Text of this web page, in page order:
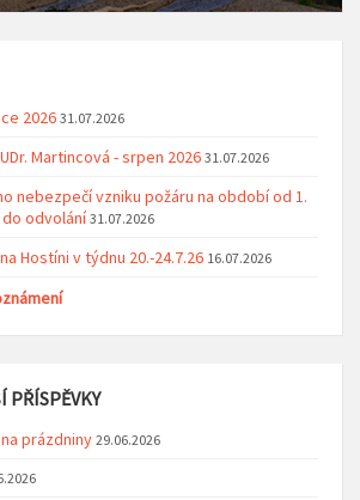
2026 31.07.2026
Martincová - srpen 2026 31.07.2026
nebezpečí vzniku požáru na období od 1.
do odvolání 31.07.2026
Hostíni v týdnu 20.-24.7.26 16.07.2026
PŘÍSPĚVKY
prázdniny 29.06.2026